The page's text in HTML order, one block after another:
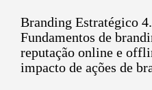
Branding Estratégico
Fundamentos de
reputação online e
impacto de ações de